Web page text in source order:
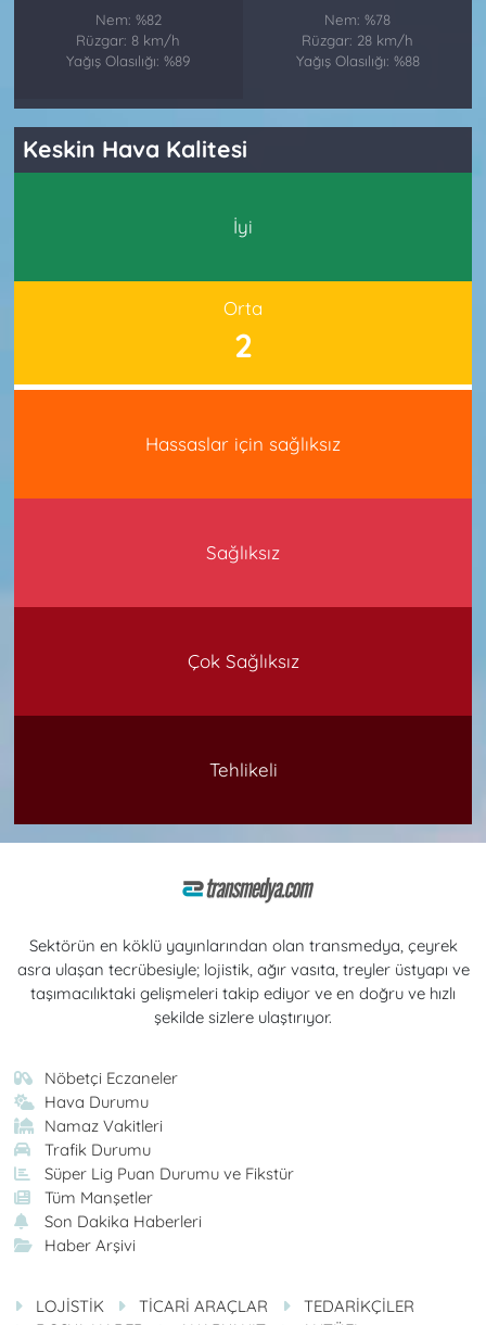
Nem: %82
Rüzgar: 8 km/h
Yağış Olasılığı: %89
Nem: %78
Rüzgar: 28 km/h
Yağış Olasılığı: %88
Keskin Hava Kalitesi
İyi
Orta
2
Hassaslar için sağlıksız
Sağlıksız
Çok Sağlıksız
Tehlikeli
Sektörün en köklü yayınlarından olan transmedya, çeyrek
asra ulaşan tecrübesiyle; lojistik, ağır vasıta, treyler üstyapı ve
taşımacılıktaki gelişmeleri takip ediyor ve en doğru ve hızlı
şekilde sizlere ulaştırıyor.
Nöbetçi Eczaneler
Hava Durumu
Namaz Vakitleri
Trafik Durumu
Süper Lig Puan Durumu ve Fikstür
Tüm Manşetler
Son Dakika Haberleri
Haber Arşivi
LOJİSTİK TİCARİ ARAÇLAR
TEDARİKÇİLER